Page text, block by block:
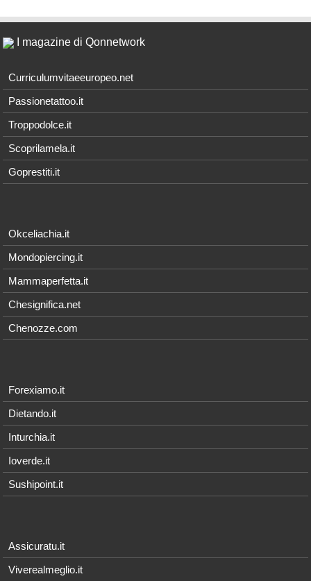
I magazine di Qonnetwork
Curriculumvitaeeuropeo.net
Passionetattoo.it
Troppodolce.it
Scoprilamela.it
Goprestiti.it
Okceliachia.it
Mondopiercing.it
Mammaperfetta.it
Chesignifica.net
Chenozze.com
Forexiamo.it
Dietando.it
Inturchia.it
Ioverde.it
Sushipoint.it
Assicuratu.it
Viverealmeglio.it